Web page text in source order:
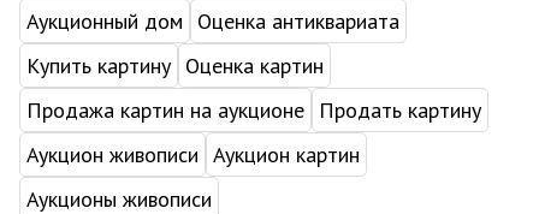
Аукционный дом
Оценка антиквариата
Купить картину Оценка картин
Продажа картин на аукционе
Продать картину
Аукцион живописи Аукцион картин
Аукционы живописи